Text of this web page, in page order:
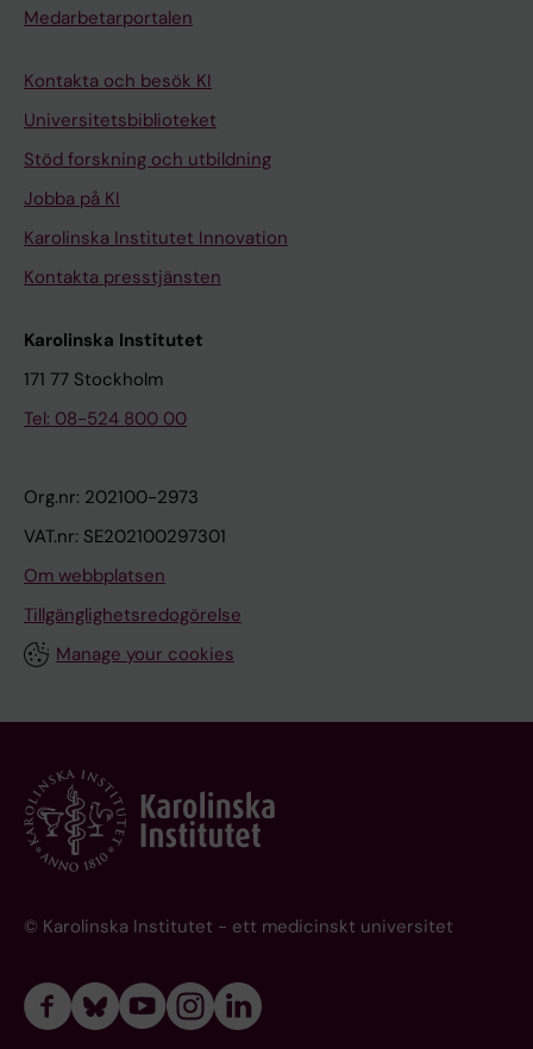
Medarbetarportalen
Kontakta och besök KI
Universitetsbiblioteket
Stöd forskning och utbildning
Jobba på KI
Karolinska Institutet Innovation
Kontakta presstjänsten
Karolinska Institutet
171 77 Stockholm
Tel: 08-524 800 00
Org.nr: 202100-2973
VAT.nr: SE202100297301
Om webbplatsen
Tillgänglighetsredogörelse
Manage your cookies
© Karolinska Institutet - ett medicinskt universitet